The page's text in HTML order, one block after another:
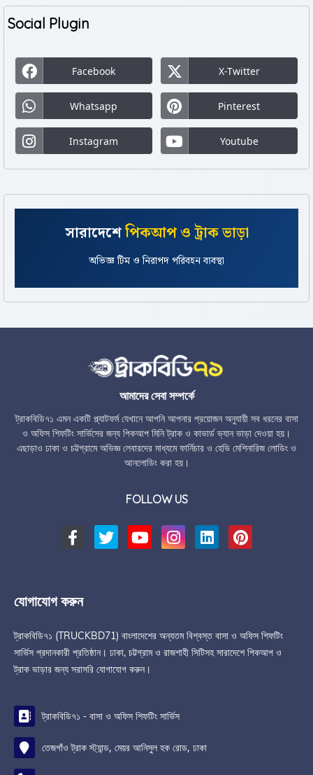
Social Plugin
Facebook X-Twitter
Whatsapp Pinterest
Instagram Youtube
সারাদেশেপিকআপ ও ট্রাক ভাড়া
অভিজ্ঞ টিম ও নিরাপদ পরিবহন ব্যবস্থা
সকাল ৮টা থেকে রাত ১১টা সাপোর্ট ও সহজ বুকিং প্রসেস
আমাদের সেবা সম্পর্কে
ট্রাকবিডি৭১ এমন একটি প্ল্যাটফর্ম যেখানে আপনি আপনার প্রয়োজন অনুযায়ী সব ধরনের বাসা
ও অফিস শিফটিং সার্ভিসের জন্য পিকআপ মিনি ট্রাক ও কাভার্ড ভ্যান ভাড়া দেওয়া হয়।
এছাড়াও ঢাকা ও চট্টগ্রামে অভিজ্ঞ লেবারদের মাধ্যমে ফার্নিচার ও হেভি মেশিনারিজ লোডিং ও
আনলোডিং করা হয়।
FOLLOW US
যোগাযোগ করুন
ট্রাকবিডি৭১ (TRUCKBD71) বাংলাদেশের অন্যতম বিশ্বস্ত বাসা ও অফিস শিফটিং
সার্ভিস প্রদানকারী প্রতিষ্ঠান। ঢাকা, চট্টগ্রাম ও রাজশাহী সিটিসহ সারাদেশে পিকআপ ও
ট্রাক ভাড়ার জন্য সরাসরি যোগাযোগ করুন।
ট্রাকবিডি৭১ - বাসা ও অফিস শিফটিং সার্ভিস
তেজগাঁও ট্রাক স্ট্যান্ড, মেয়র আনিসুল হক রোড, ঢাকা